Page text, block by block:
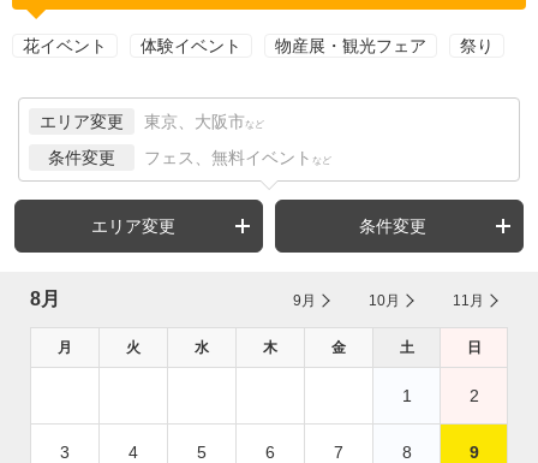
花イベント 体験イベント 物産展・観光フェア 祭り
エリア変更 東京、大阪市 など
条件変更 フェス、無料イベント など
エリア変更 条件変更
8月 9月 10月 11月
月 火 水 木 金 土 日
1 2
3 4 5 6 7 8 9